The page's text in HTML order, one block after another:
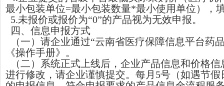
最小包装单位=最小包装数量*最小使用单位），
5.未报价或报价为“0”的产品视为无效申报。
四、信息申报方式
（一） 请企业通过“云南省医疗保障信息平台药
《操作手册》。
（二）系统正式上线后，企业产品信息和价格
进行修改，请企业谨慎提交。每月5号（如遇节